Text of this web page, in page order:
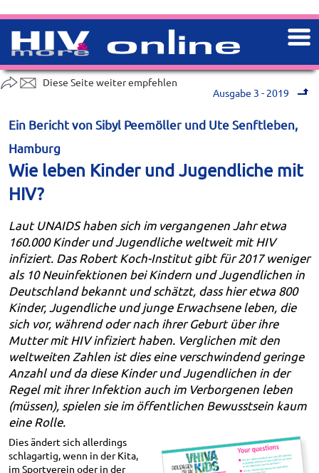
Ausgabe 3 - 2019
Ein Bericht von Sibyl Peemöller und Ute Senftleben,
Hamburg
Wie leben Kinder und Jugendliche mit
HIV?
Laut UNAIDS haben sich im vergangenen Jahr etwa
160.000 Kinder und Jugendliche weltweit mit HIV
infiziert. Das Robert Koch-Institut gibt für 2017 weniger
als 10 Neuinfektionen bei Kindern und Jugendlichen in
Deutschland bekannt und schätzt, dass hier etwa 800
Kinder, Jugendliche und junge Erwachsene leben, die
sich vor, während oder nach ihrer Geburt über ihre
Mutter mit HIV infiziert haben. Verglichen mit den
weltweiten Zahlen ist dies eine verschwindend geringe
Anzahl und da diese Kinder und Jugendlichen in der
Regel mit ihrer Infektion auch im Verborgenen leben
(müssen), spielen sie im öffentlichen Bewusstsein kaum
eine Rolle.
Dies ändert sich allerdings
schlagartig, wenn in der Kita,
im Sportverein oder in der
Diese Seite weiter empfehlen